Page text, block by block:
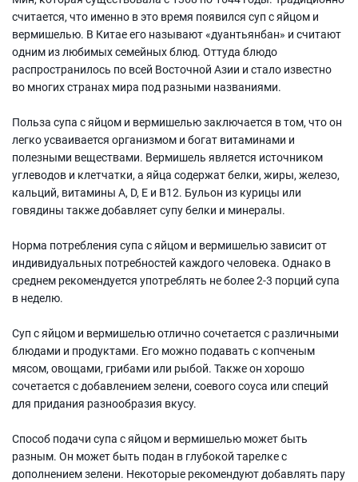
считается, что именно в это время появился суп с яйцом и
вермишелью. В Китае его называют «дуантьянбан» и считают
одним из любимых семейных блюд. Оттуда блюдо
распространилось по всей Восточной Азии и стало известно
во многих странах мира под разными названиями.
Польза супа с яйцом и вермишелью заключается в том, что он
легко усваивается организмом и богат витаминами и
полезными веществами. Вермишель является источником
углеводов и клетчатки, а яйца содержат белки, жиры, железо,
кальций, витамины A, D, E и B12. Бульон из курицы или
говядины также добавляет супу белки и минералы.
Норма потребления супа с яйцом и вермишелью зависит от
индивидуальных потребностей каждого человека. Однако в
среднем рекомендуется употреблять не более 2-3 порций супа
в неделю.
Суп с яйцом и вермишелью отлично сочетается с различными
блюдами и продуктами. Его можно подавать с копченым
мясом, овощами, грибами или рыбой. Также он хорошо
сочетается с добавлением зелени, соевого соуса или специй
для придания разнообразия вкусу.
Способ подачи супа с яйцом и вермишелью может быть
разным. Он может быть подан в глубокой тарелке с
дополнением зелени. Некоторые рекомендуют добавлять пару